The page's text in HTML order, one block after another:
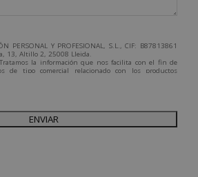
PERSONAL Y PROFESIONAL, S.L., CIF: B87813861
13, Altillo 2, 25008 Lleida.
la información que nos facilita con el fin de
de tipo comercial relacionado con los productos
que fueran de su interés.
Consentimiento del interesado.
nuestra Política de Privacidad.
(vía telefónica y/o email):